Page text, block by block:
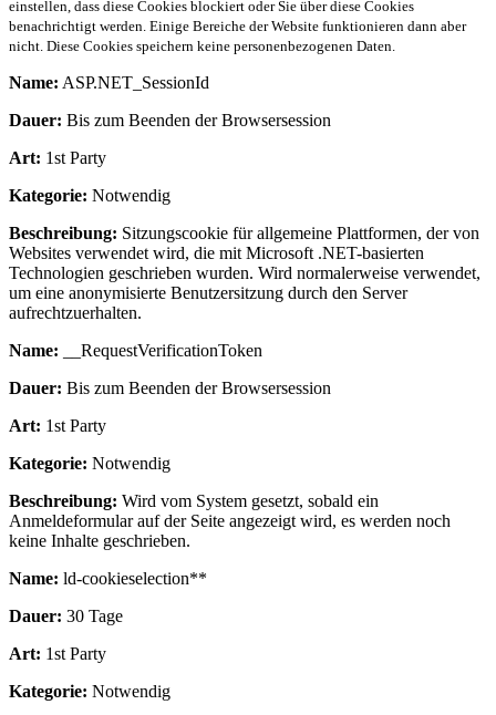
einstellen, dass diese Cookies blockiert oder Sie über diese Cookies
benachrichtigt werden. Einige Bereiche der Website funktionieren dann aber
nicht. Diese Cookies speichern keine personenbezogenen Daten.
Name: ASP.NET_SessionId
Dauer: Bis zum Beenden der Browsersession
Art: 1st Party
Kategorie: Notwendig
Beschreibung: Sitzungscookie für allgemeine Plattformen, der von
Websites verwendet wird, die mit Microsoft .NET-basierten
Technologien geschrieben wurden. Wird normalerweise verwendet,
um eine anonymisierte Benutzersitzung durch den Server
aufrechtzuerhalten.
Name: __RequestVerificationToken
Dauer: Bis zum Beenden der Browsersession
Art: 1st Party
Kategorie: Notwendig
Beschreibung: Wird vom System gesetzt, sobald ein
Anmeldeformular auf der Seite angezeigt wird, es werden noch
keine Inhalte geschrieben.
Name: ld-cookieselection**
Dauer: 30 Tage
Art: 1st Party
Kategorie: Notwendig